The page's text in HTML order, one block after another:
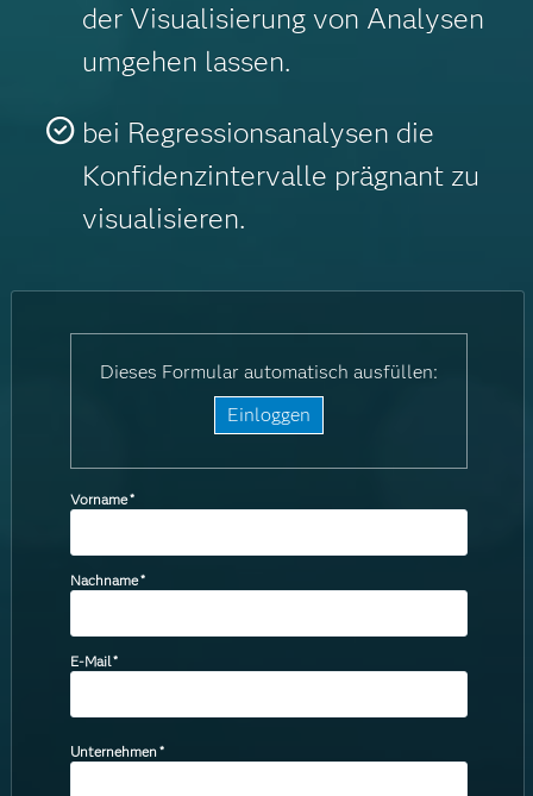
der Visualisierung von Analysen
umgehen lassen.
bei Regressionsanalysen die
Konfidenzintervalle prägnant zu
visualisieren.
Dieses Formular automatisch ausfüllen:
Einloggen
Vorname*
Nachname*
E-Mail*
Unternehmen*